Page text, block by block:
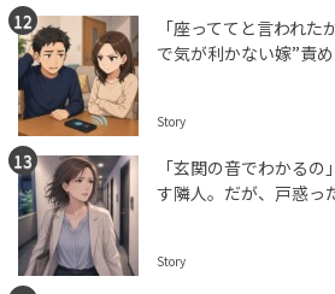
「座っててと言われ
で気が利かない嫁”責
Story
「玄関の音でわかる
す隣人。だが、戸惑っ
Story